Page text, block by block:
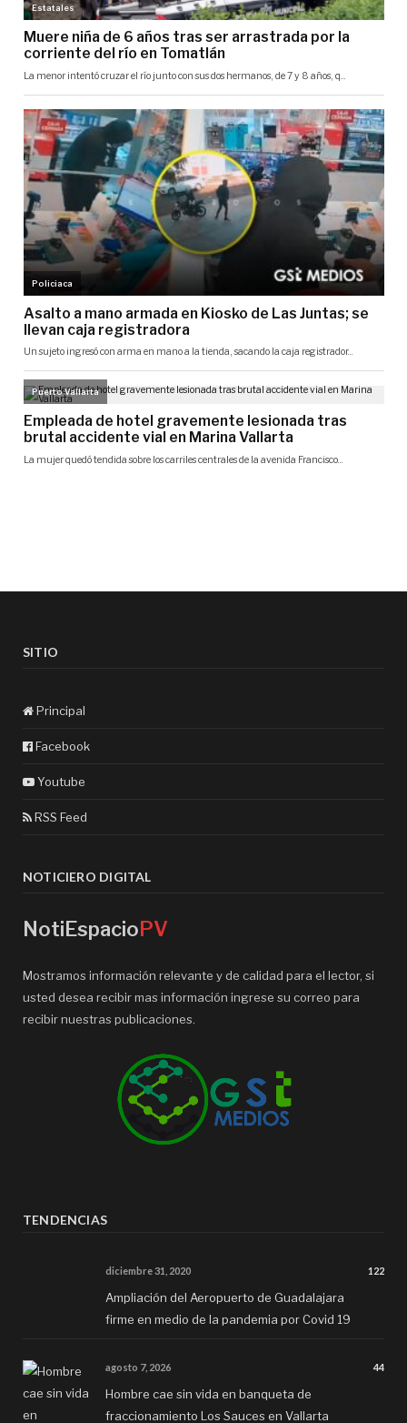
SITIO
Principal
Facebook
Youtube
RSS Feed
NOTICIERO DIGITAL
NotiEspacio PV
Mostramos información relevante y de calidad para el lector, si
usted desea recibir mas información ingrese su correo para
recibir nuestras publicaciones.
TENDENCIAS
diciembre 31, 2020 122
Ampliación del Aeropuerto de Guadalajara
firme en medio de la pandemia por Covid 19
agosto 7, 2026 44
Hombre cae sin vida en banqueta de
fraccionamiento Los Sauces en Vallarta